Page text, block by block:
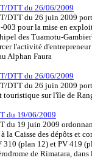
DTT du 26/06/2009
DTT du 26 juin 2009
003 pour la mise en
des Tuamotu-
l'activité d'entrepreneur
Alphan Faura
DTT du 26/06/2009
DTT du 26 juin 2009
touristique sur l'île de
du 19/06/2009
du 19 juin 2009
la Caisse des dépôts et
310 (plan 12) et PV 419
de Rimatara, dans